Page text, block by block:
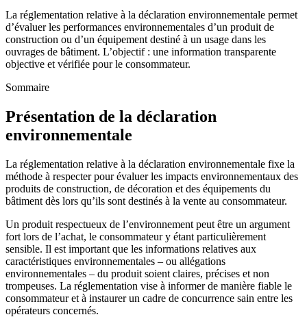
La réglementation relative à la déclaration environnementale permet
d’évaluer les performances environnementales d’un produit de
construction ou d’un équipement destiné à un usage dans les
ouvrages de bâtiment. L’objectif : une information transparente
objective et vérifiée pour le consommateur.
Sommaire
Présentation de la déclaration
environnementale
La réglementation relative à la déclaration environnementale fixe la
méthode à respecter pour évaluer les impacts environnementaux des
produits de construction, de décoration et des équipements du
bâtiment dès lors qu’ils sont destinés à la vente au consommateur.
Un produit respectueux de l’environnement peut être un argument
fort lors de l’achat, le consommateur y étant particulièrement
sensible. Il est important que les informations relatives aux
caractéristiques environnementales – ou allégations
environnementales – du produit soient claires, précises et non
trompeuses. La réglementation vise à informer de manière fiable le
consommateur et à instaurer un cadre de concurrence sain entre les
opérateurs concernés.